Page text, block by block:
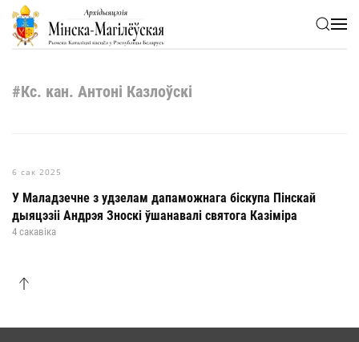
Skip to main content
#Кс. кан. Антоні Казлоўскі
6 сак 2025
У Маладзечне з удзелам дапаможнага біскупа Пінскай
дыяцэзіі Андрэя Зноскі ўшанавалі святога Казіміра
4 сакавіка